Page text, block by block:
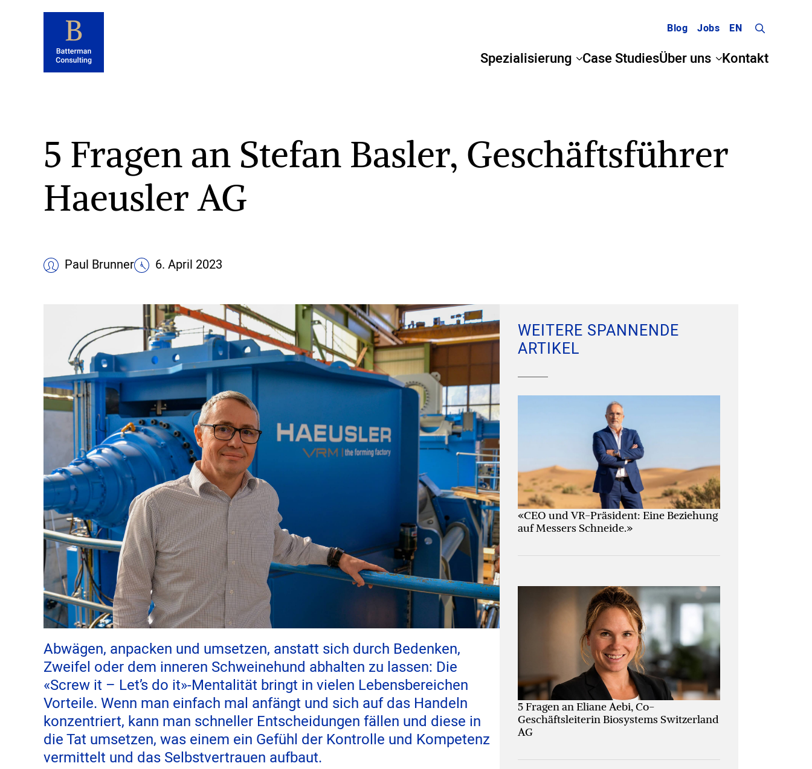
Blog Jobs EN
for:
Spezialisierung Case StudiesÜber uns Kontakt
5 Fragen an Stefan Basler, Geschäftsführer
Haeusler AG
Paul Brunner 6. April 2023
Abwägen, anpacken und umsetzen, anstatt sich durch Bedenken,
Zweifel oder dem inneren Schweinehund abhalten zu lassen: Die
«Screw it – Let’s do it»-Mentalität bringt in vielen Lebensbereichen
Vorteile. Wenn man einfach mal anfängt und sich auf das Handeln
konzentriert, kann man schneller Entscheidungen fällen und diese in
die Tat umsetzen, was einem ein Gefühl der Kontrolle und Kompetenz
vermittelt und das Selbstvertrauen aufbaut.
WEITERE SPANNENDE
ARTIKEL
«CEO und VR-Präsident: Eine Beziehung
auf Messers Schneide.»
5 Fragen an Eliane Aebi, Co-
Geschäftsleiterin Biosystems Switzerland
AG